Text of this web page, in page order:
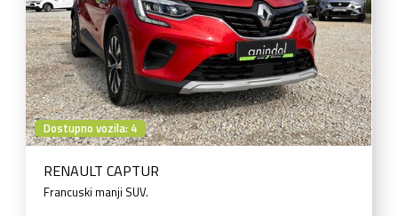
Dostupno vozila: 4
RENAULT CAPTUR
Francuski manji SUV.